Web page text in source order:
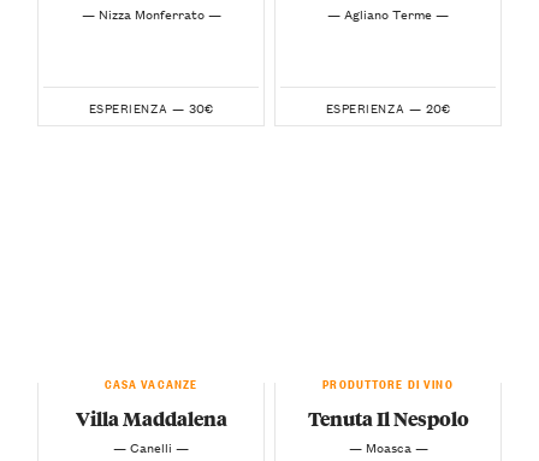
— Nizza Monferrato —
ESPERIENZA — 30€
— Agliano Terme —
ESPERIENZA — 20€
CASA VACANZE
Villa Maddalena
— Canelli —
PRODUTTORE DI VINO
Tenuta Il Nespolo
— Moasca —